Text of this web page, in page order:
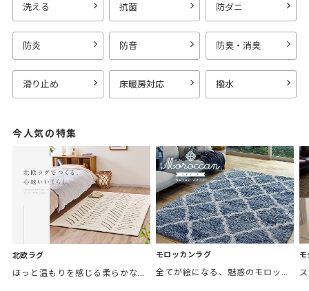
洗える 抗菌 防ダニ
防炎 防音 防臭・消臭
滑り止め 床暖房対応 撥水
今人気の特集
北欧ラグ モロッカンラグ
全てが絵になる、魅惑のモロッカンスタイル。トレンド感あふれるおしゃれな空間づくりに。